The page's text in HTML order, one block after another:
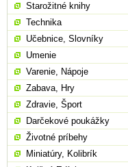
Starožitné knihy
Technika
Učebnice, Slovníky
Umenie
Varenie, Nápoje
Zabava, Hry
Zdravie, Šport
Darčekové poukážky
Životné príbehy
Miniatúry, Kolibrík